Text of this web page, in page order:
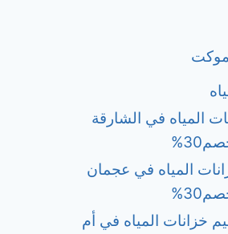
المياه في الشارقة
المياه في عجمان
خزانات المياه في أم